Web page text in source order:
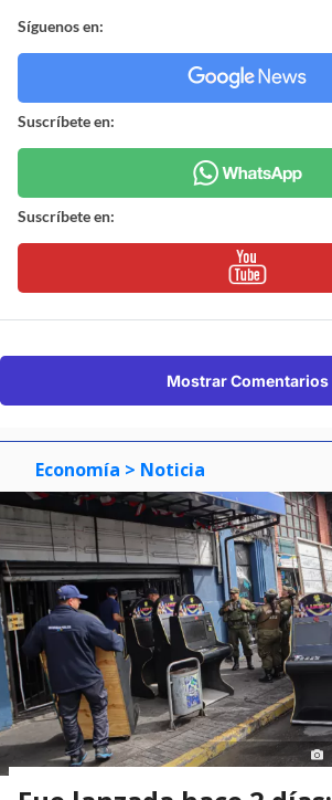
Síguenos en:
Suscríbete en:
Suscríbete en:
Mostrar Comentarios
Economía > Noticia